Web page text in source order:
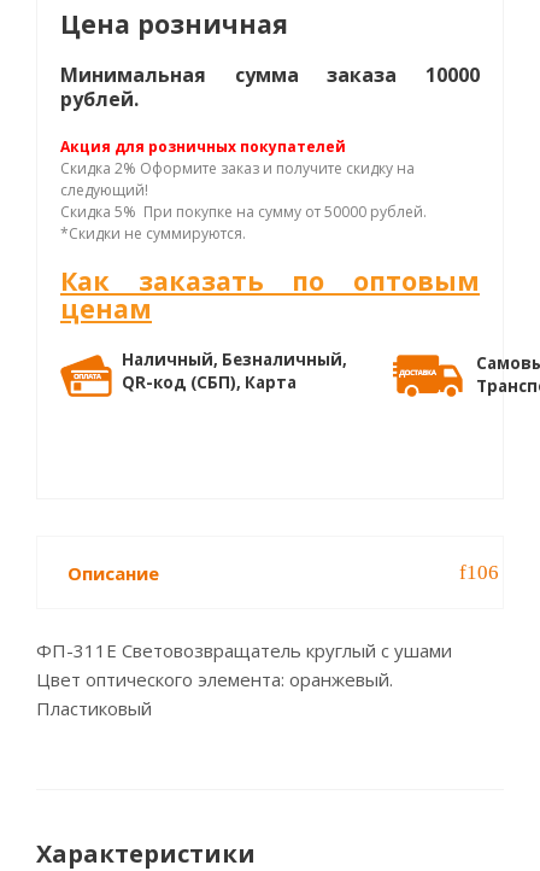
Цена розничная
Минимальная сумма заказа 10000
рублей.
Акция для розничных покупателей
Скидка 2% Оформите заказ и получите скидку на
следующий!
Скидка 5% При покупке на сумму от 50000 рублей.
*Скидки не суммируются.
Как заказать по оптовым
ценам
Наличный, Безналичный,
QR-код (СБП), Карта
Описание
ФП-311Е Световозвращатель круглый с ушами
Цвет оптического элемента: оранжевый.
Пластиковый
Характеристики